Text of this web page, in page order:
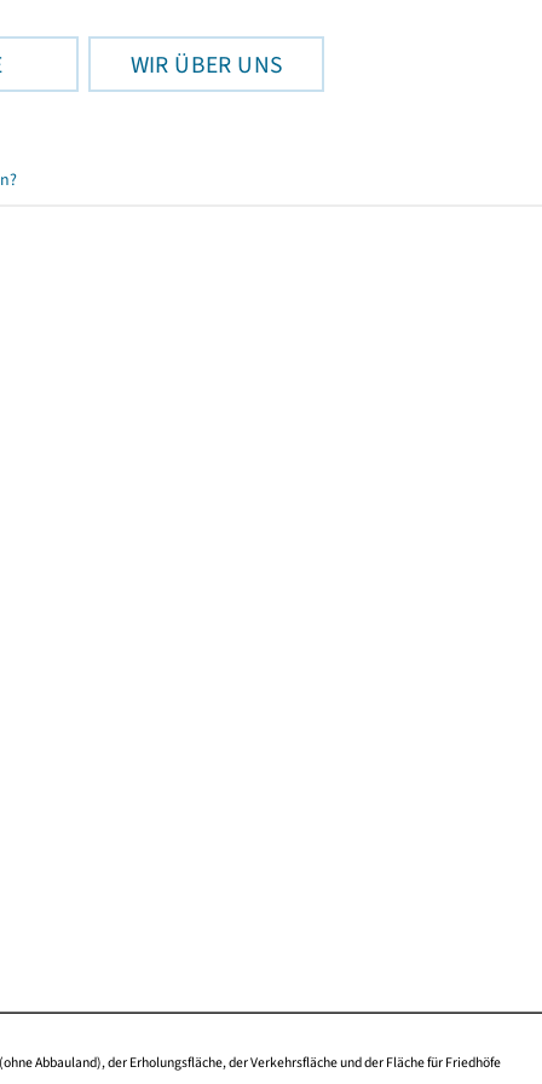
WIR ÜBER UNS
Abbauland), der Erholungsfläche, der Verkehrsfläche und der Fläche für Friedhöfe